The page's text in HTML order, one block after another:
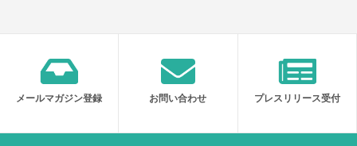
メールマガジン登録 お問い合わせ プレスリリース受付